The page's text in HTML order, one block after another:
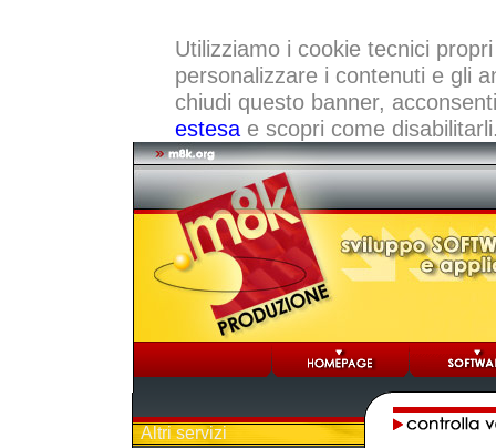
Utilizziamo i cookie tecnici
personalizzare i contenuti e gli
chiudi questo banner,
estesae scopri come
Altri servizi